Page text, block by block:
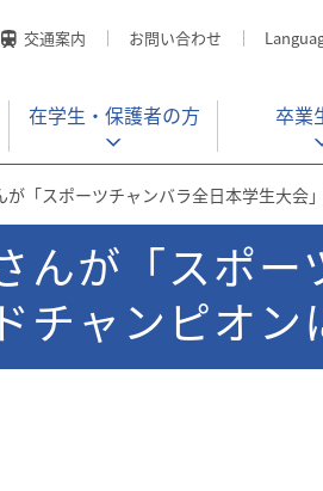
交通案内 お問い合わせ
在学生・ 保護者の方 卒業
「スポーツチャンバラ全日本学生大会
んが「スポ
チャンピオン